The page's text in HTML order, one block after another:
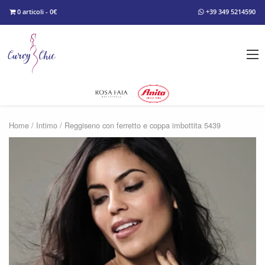
0 articoli - 0€ +39 349 5214590
Home / Intimo / Reggiseno con ferretto e coppa imbottita 5439